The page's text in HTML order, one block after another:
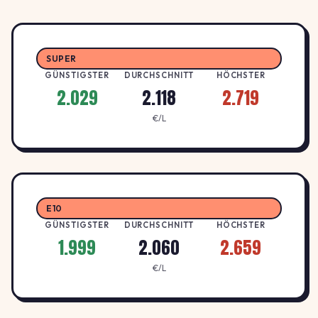
Esso Tankstelle
SUNDGAUALLEE 25 , 79114 FREIBURG
2.099
€/L
Esso Tankstelle 2.099
E
ESSO
↑ +1.0%
€/L
2.089
SUPER
GÜNSTIGSTER
2.029
DURCHSCHNITT
2.118
HÖCHSTER
2.719
€/L
E10
GÜNSTIGSTER
1.999
DURCHSCHNITT
2.060
HÖCHSTER
2.659
€/L